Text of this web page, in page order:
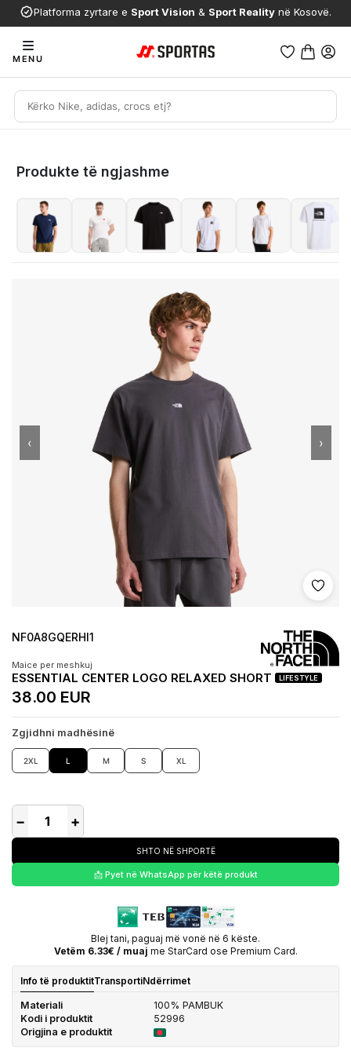
Platforma zyrtare e Sport Vision & Sport Reality në Kosovë.
MENU
Produkte të ngjashme
Shto
‹ ›
NF0A8GQERHI1
Maice per meshkuj
ESSENTIAL CENTER LOGO RELAXED SHORT LIFESTYLE
38.00 EUR
Zgjidhni madhësinë
2XL L M S XL
− +
SHTO NË SHPORTË
📩 Pyet në WhatsApp për këtë produkt
Blej tani, paguaj më vonë në 6 këste.
Vetëm 6.33€ / muaj me StarCard ose Premium Card.
Info të produktitTransportiNdërrimet
Materiali
100% PAMBUK
Kodi i produktit
52996
Origjina e produktit